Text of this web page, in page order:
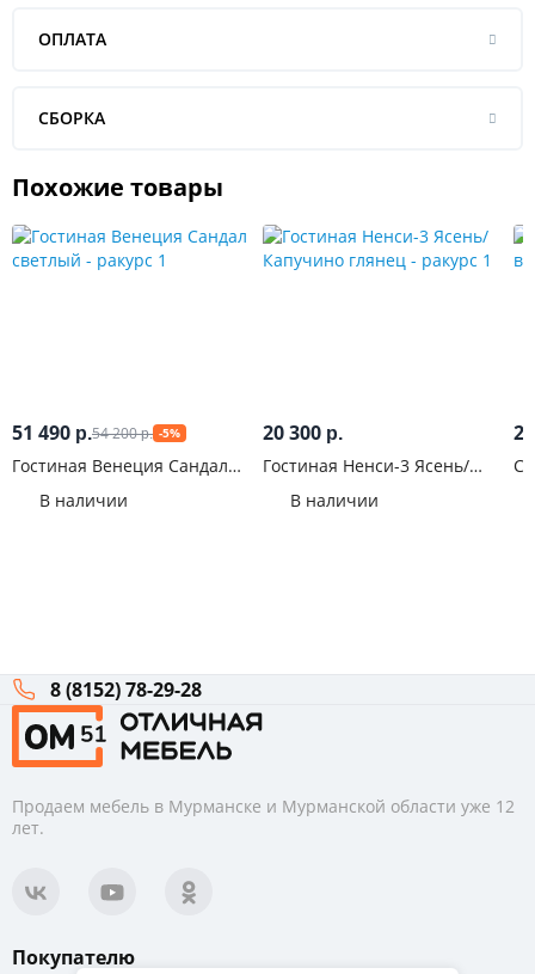
ОПЛАТА
СБОРКА
Похожие товары
51 490 р.54 200р. -5%
Гостиная Венеция Сандал
В наличии
20 300 р.
Гостиная Ненси-3 Ясень/
В наличии
8 (8152) 78-29-28
Продаем мебель в Мурманске и Мурманской области уже 12
лет.
Покупателю